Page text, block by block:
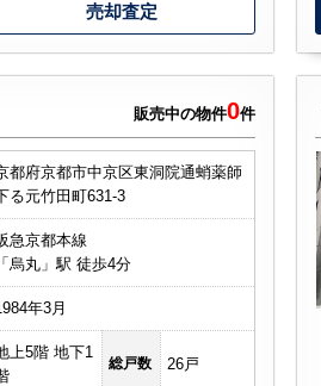
売却査定
販売中の物件0件
都府京都市中京区東洞院通蛸薬師
る元竹田町631-3
急京都本線
「烏丸」駅 徒歩4分
年3月
上5階 地下1
総戸数 26戸